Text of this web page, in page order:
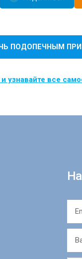
ПОДОПЕЧНЫМ
узнавайте все